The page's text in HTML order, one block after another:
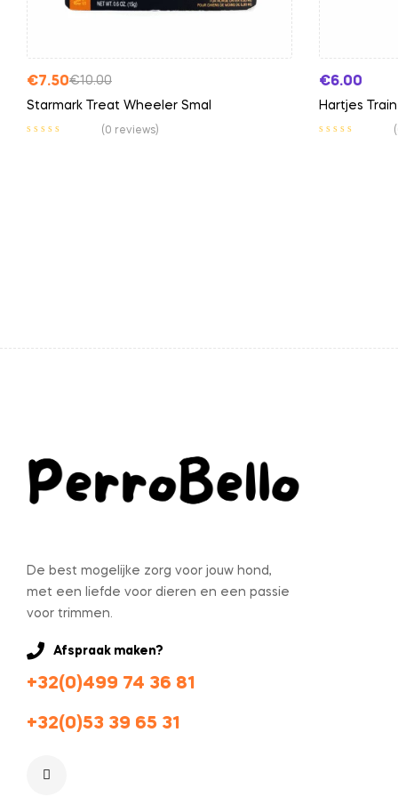
€10.00
€7.50
Starmark Treat Wheeler Smal
(0 reviews)
€6.00
Hartjes
De best mogelijke zorg voor jouw hond,
met een liefde voor dieren en een passie
voor trimmen.
Afspraak maken?
+32(0)499 74 36 81
+32(0)53 39 65 31